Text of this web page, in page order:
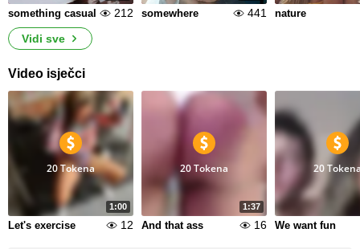
something casual 212 somewhere 441 nature
Vidi sve
Video isječci
1:00
20 Tokena
Let's exercise 12
1:37
20 Tokena
And that ass 16
20
We want fun